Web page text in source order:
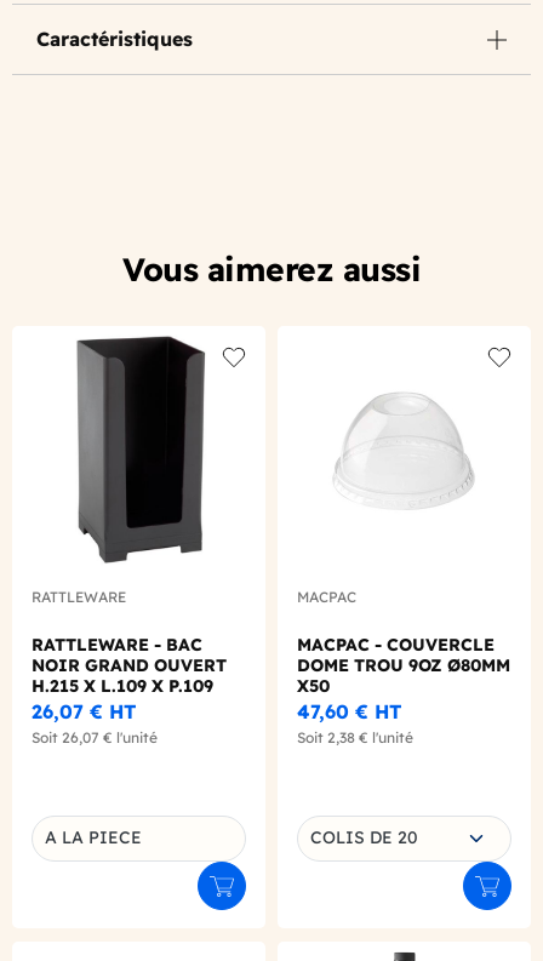
Caractéristiques
Vous aimerez aussi
RATTLEWARE
RATTLEWARE - BAC
NOIR GRAND OUVERT
H.215 X L.109 X P.109
MM
26,07 € HT
Soit 26,07 € l'unité
Déclinaison du produit
A LA PIECE
Ajouter au panier
MACPAC
MACPAC - COUVERCLE
DOME TROU 9OZ Ø80MM
X50
47,60 € HT
Soit 2,38 € l'unité
Choisissez une déclinaison
COLIS DE 20